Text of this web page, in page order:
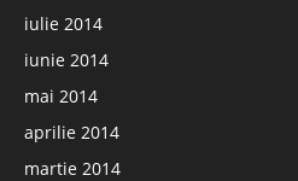
iulie 2014
iunie 2014
mai 2014
aprilie 2014
martie 2014